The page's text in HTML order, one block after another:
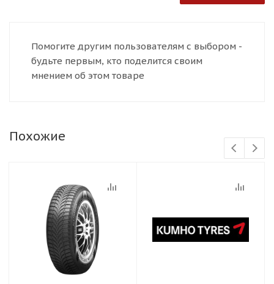
Помогите другим пользователям с выбором -
будьте первым, кто поделится своим
мнением об этом товаре
Похожие